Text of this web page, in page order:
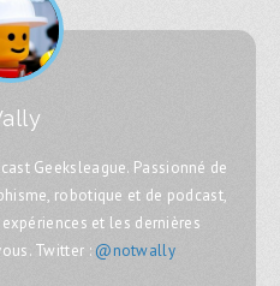
Geeksleague. Passionné de
robotique et de podcast,
et les dernières
Twitter : @notwally